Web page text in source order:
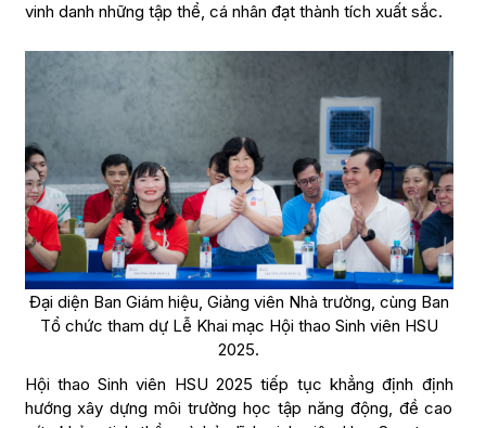
vinh danh những tập thể, cá nhân đạt thành tích xuất sắc.
Đại diện Ban Giám hiệu, Giảng viên Nhà trường, cùng Ban
Tổ chức tham dự Lễ Khai mạc Hội thao Sinh viên HSU
2025.
Hội thao Sinh viên HSU 2025 tiếp tục khẳng định định
hướng xây dựng môi trường học tập năng động, đề cao